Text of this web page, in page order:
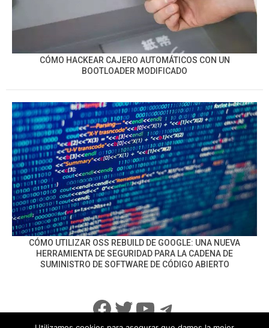
CÓMO HACKEAR CAJERO AUTOMÁTICOS CON UN
BOOTLOADER MODIFICADO
CÓMO UTILIZAR OSS REBUILD DE GOOGLE: UNA NUEVA
HERRAMIENTA DE SEGURIDAD PARA LA CADENA DE
SUMINISTRO DE SOFTWARE DE CÓDIGO ABIERTO
Facebook
Twitter
YouTube
Telegram